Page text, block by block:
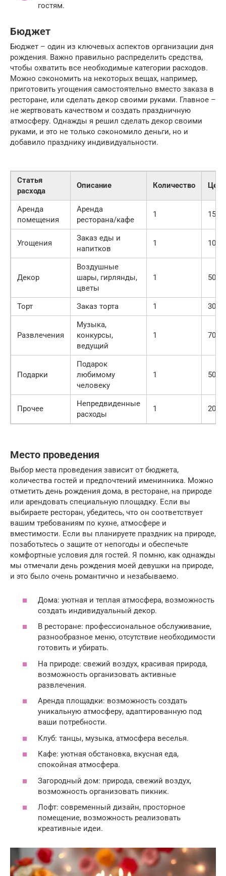
гостям.
Бюджет
Бюджет – один из ключевых аспектов организации дня
рождения. Важно правильно распределить средства,
чтобы охватить все необходимые категории расходов.
Можно сэкономить на некоторых вещах, например,
приготовить угощения самостоятельно вместо заказа в
ресторане, или сделать декор своими руками. Главное –
не жертвовать качеством и создать праздничную
атмосферу. Однажды я решил сделать декор своими
руками, и это не только сэкономило деньги, но и
добавило празднику индивидуальности.
Статья
расхода
Описание Количество Цена
Аренда
помещения
Аренда
ресторана/кафе
1
Угощения
Заказ еды и
напитков
1
Декор
Воздушные
шары, гирлянды,
цветы
1 5000
Торт Заказ торта 1 3000
Развлечения
Музыка,
конкурсы,
ведущий
1 7000
Подарки
Подарок
любимому
человеку
1 5000
Прочее
Непредвиденные
расходы
1 2000
Место проведения
Выбор места проведения зависит от бюджета,
количества гостей и предпочтений именинника. Можно
отметить день рождения дома, в ресторане, на природе
или арендовать специальную площадку. Если вы
выбираете ресторан, убедитесь, что он соответствует
вашим требованиям по кухне, атмосфере и
вместимости. Если вы планируете праздник на природе,
позаботьтесь о защите от непогоды и обеспечьте
комфортные условия для гостей. Я помню, как однажды
мы отмечали день рождения моей девушки на природе,
и это было очень романтично и незабываемо.
Дома: уютная и теплая атмосфера, возможность
создать индивидуальный декор.
В ресторане: профессиональное обслуживание,
разнообразное меню, отсутствие необходимости
готовить и убирать.
На природе: свежий воздух, красивая природа,
возможность организовать активные
развлечения.
Аренда площадки: возможность создать
уникальную атмосферу, адаптированную под
ваши потребности.
Клуб: танцы, музыка, атмосфера веселья.
Кафе: уютная обстановка, вкусная еда,
спокойная атмосфера.
Загородный дом: природа, свежий воздух,
возможность организовать пикник.
Лофт: современный дизайн, просторное
помещение, возможность реализовать
креативные идеи.